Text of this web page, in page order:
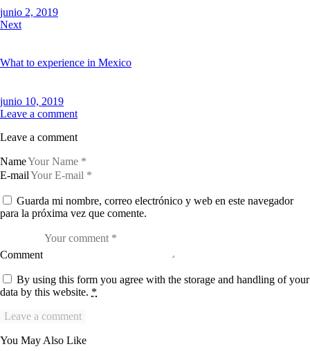
junio 2, 2019
Next
What to experience in Mexico
junio 10, 2019
Leave a comment
Leave a comment
Name
E-mail
Guarda mi nombre, correo electrónico y web en este navegador
para la próxima vez que comente.
Comment
By using this form you agree with the storage and handling of your
data by this website. *
You May Also Like